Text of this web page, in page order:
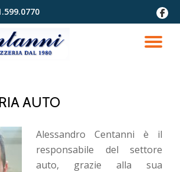
fa-
AUTO
Alessandro Centanni è il
responsabile del settore
auto, grazie alla sua